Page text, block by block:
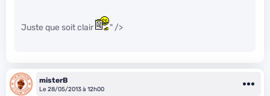
Juste que soit clair " />
misterB
Le 28/05/2013 à 12h00